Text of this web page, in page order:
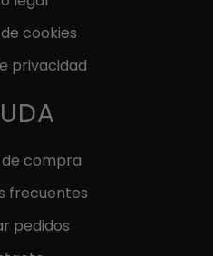
cookies
privacidad
compra
frecuentes
pedidos